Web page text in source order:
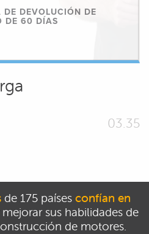
DEVOLUCIÓN DE
DE 60 DÍAS
03.35
de 175 países confían en
sus habilidades de
de motores.